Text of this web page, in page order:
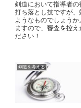
剣道において指導者
打ち落とし技ですが
ようなものでしょう
ますので、審査を控
ださい！
剣道を考える